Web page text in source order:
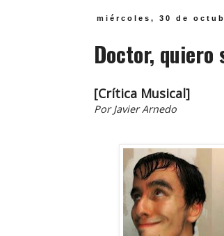
miércoles, 30 de
Doctor, quiero
[Crítica Musical]
Por Javier Arnedo